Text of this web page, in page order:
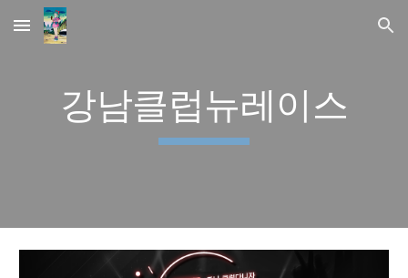
Skip to main content Skip to navigation
강남클럽뉴레이스